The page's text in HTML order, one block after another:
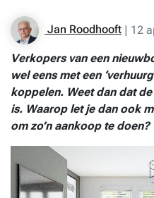
Jan Roodhooft | 12
Verkopers van een
wel eens met een
koppelen. Weet dan dat
is. Waarop let je dan ook
om zo’n aankoop te doen?